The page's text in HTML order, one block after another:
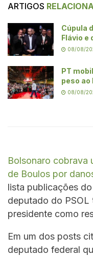
ARTIGOS
Cúpula
Flávio e
08/08/
PT
peso ao
08/08/
Bolsonaro cobrava
de Boulos por
lista publicações
deputado do
presidente como
Em um dos posts
deputado federal